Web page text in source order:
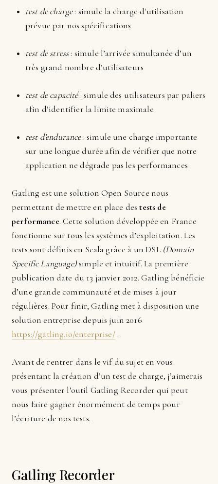
test de charge: simule la charge d'utilisation
prévue par nos spécifications
test de stress: simule l’arrivée simultanée d’un
très grand nombre d’utilisateurs
test de capacité: simule des utilisateurs par paliers
afin d’identifier la limite maximale
test d’endurance: simule une charge importante
sur une longue durée afin de vérifier que notre
application ne dégrade pas les performances
Gatling est une solution Open Source nous
permettant de mettre en place destests de
performance. Cette solution développée en France
fonctionne sur tous les systèmes d’exploitation. Les
tests sont définis en Scala grâce à un DSL (Domain
Specific Language)simple et intuitif. La première
publication date du 13 janvier 2012. Gatling bénéficie
d’une grande communauté et de mises à jour
régulières. Pour finir, Gatling met à disposition une
solution entreprise depuis juin 2016
https://gatling.io/enterprise/.
Avant de rentrer dans le vif du sujet en vous
présentant la création d’un test de charge, j’aimerais
vous présenter l’outil Gatling Recorder qui peut
nous faire gagner énormément de temps pour
l’écriture de nos tests.
Gatling Recorder